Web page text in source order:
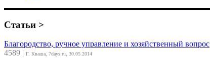
Статьи >
Благородство, ручное управление и хозяйственный вопрос
4589 | Г. Кваша, 7days.ru, 30.05.2014